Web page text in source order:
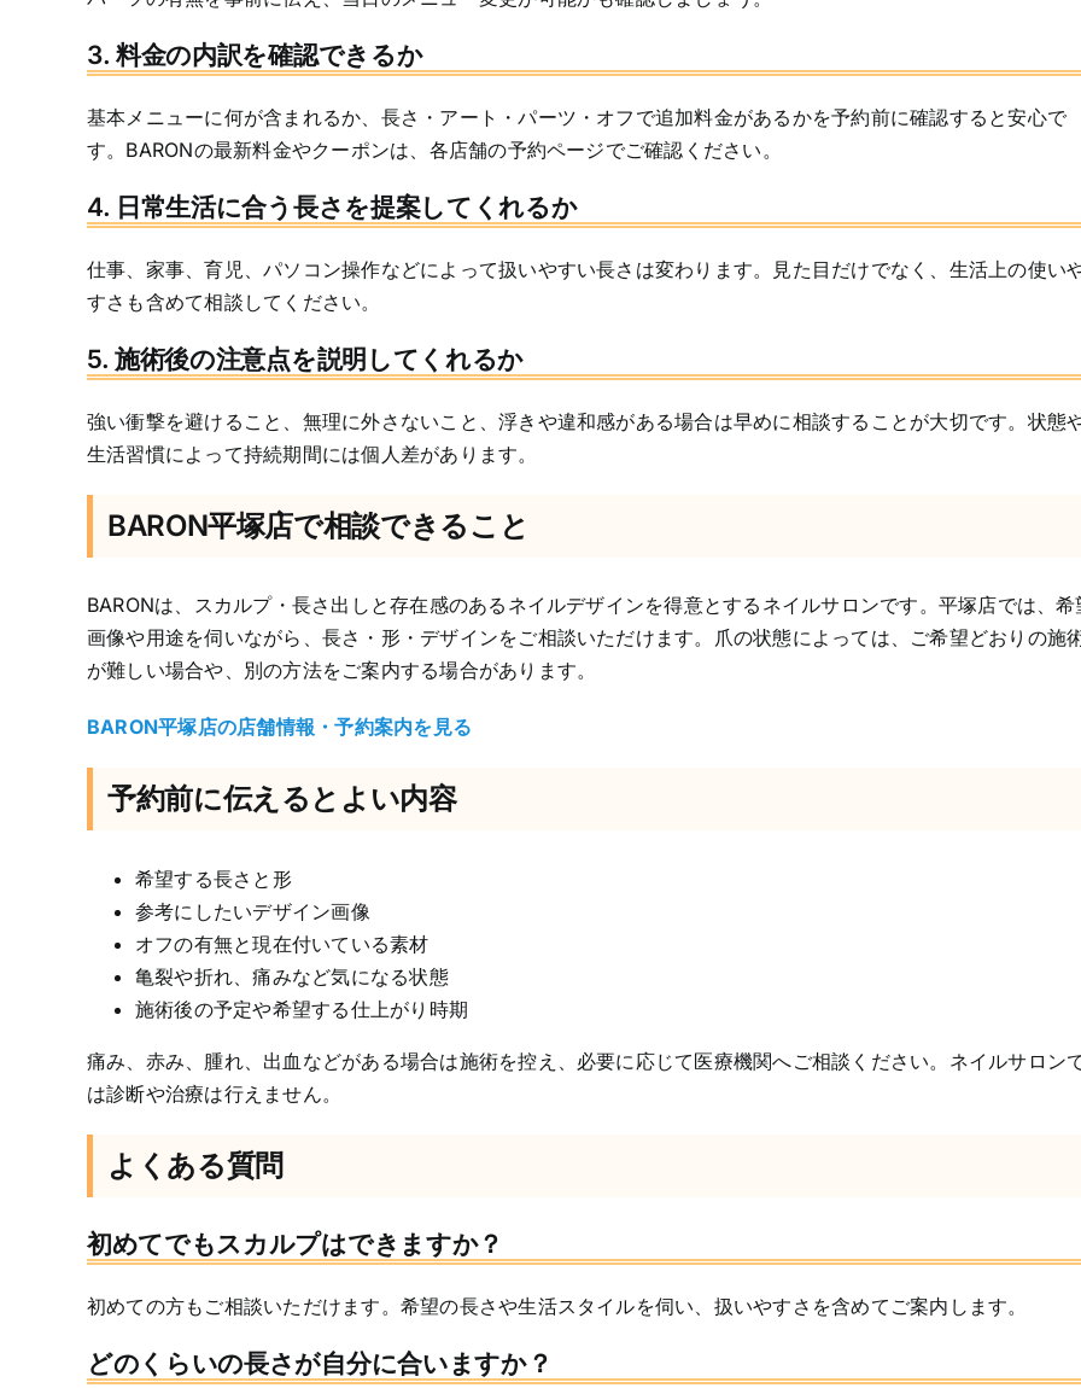
3. 料金の内訳を確認できるか
基本メニューに何が含まれるか、長さ・アート・パーツ・オフで追加料金があるかを予約前に確認すると安心で
す。BARONの最新料金やクーポンは、各店舗の予約ページでご確認ください。
4. 日常生活に合う長さを提案してくれるか
仕事、家事、育児、パソコン操作などによって扱いやすい長さは変わります。見た目だけでなく、生活上の使い
すさも含めて相談してください。
5. 施術後の注意点を説明してくれるか
強い衝撃を避けること、無理に外さないこと、浮きや違和感がある場合は早めに相談することが大切です。状態
生活習慣によって持続期間には個人差があります。
BARON平塚店で相談できること
BARONは、スカルプ・長さ出しと存在感のあるネイルデザインを得意とするネイルサロンです。平塚店では、希
画像や用途を伺いながら、長さ・形・デザインをご相談いただけます。爪の状態によっては、ご希望どおりの施
が難しい場合や、別の方法をご案内する場合があります。
BARON平塚店の店舗情報・予約案内を見る
予約前に伝えるとよい内容
希望する長さと形
参考にしたいデザイン画像
オフの有無と現在付いている素材
亀裂や折れ、痛みなど気になる状態
施術後の予定や希望する仕上がり時期
痛み、赤み、腫れ、出血などがある場合は施術を控え、必要に応じて医療機関へご相談ください。ネイルサロン
は診断や治療は行えません。
よくある質問
初めてでもスカルプはできますか？
初めての方もご相談いただけます。希望の長さや生活スタイルを伺い、扱いやすさを含めてご案内します。
どのくらいの長さが自分に合いますか？